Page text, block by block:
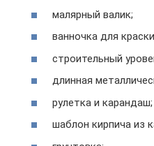
малярный валик;
ванночка для
строительный
длинная
рулетка и карандаш;
шаблон кирпича из